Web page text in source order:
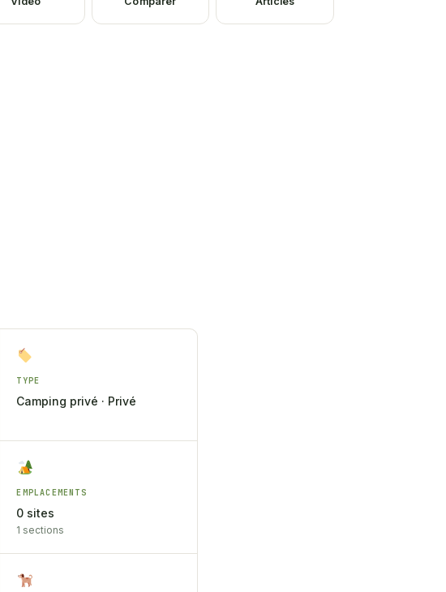
TYPE
Camping privé · Privé
EMPLACEMENTS
0 sites
1 sections